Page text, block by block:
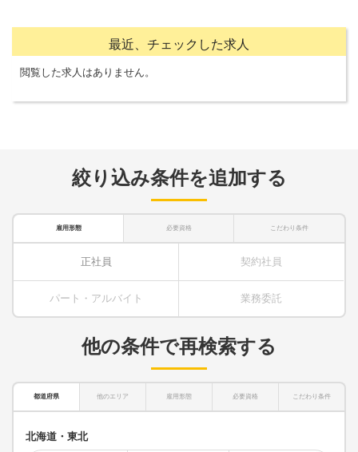
最近、チェックした求人
閲覧した求人はありません。
絞り込み条件を追加する
雇用形態 必要資格 こだわり条件
正社員 契約社員
パート・アルバイト 業務委託
他の条件で再検索する
都道府県 他のエリア 雇用形態 必要資格 こだわり条件
北海道・東北